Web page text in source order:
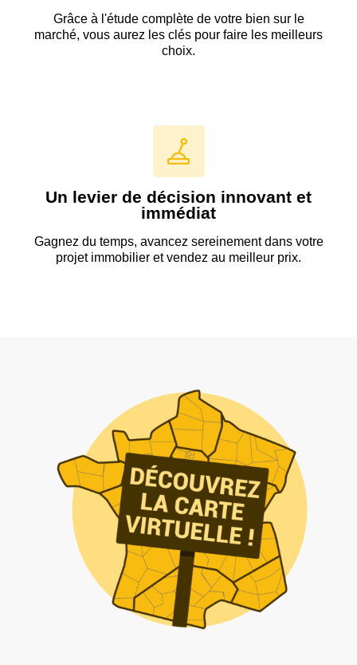
Grâce à l'étude complète de votre bien sur le
marché, vous aurez les clés pour faire les meilleurs
choix.
Un levier de décision innovant et
immédiat
Gagnez du temps, avancez sereinement dans votre
projet immobilier et vendez au meilleur prix.